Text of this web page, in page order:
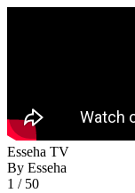
Esseha TV
By Esseha
1 / 50